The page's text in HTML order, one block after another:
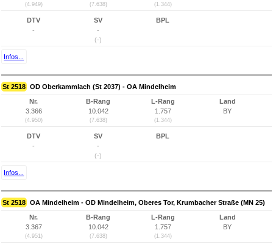
(4.949) (7.638) (1.344)
DTV
-
SV
-
(-)
BPL
Infos...
St 2518 OD Oberkammlach (St 2037) - OA Mindelheim
Nr.
3.366
(4.950)
B-Rang
10.042
(7.638)
L-Rang
1.757
(1.344)
Land
BY
DTV
-
SV
-
(-)
BPL
Infos...
St 2518 OA Mindelheim - OD Mindelheim, Oberes Tor, Krumbacher Straße (MN 25)
Nr.
3.367
(4.951)
B-Rang
10.042
(7.638)
L-Rang
1.757
(1.344)
Land
BY